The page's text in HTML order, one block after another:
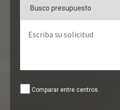
Comparar entre centros.